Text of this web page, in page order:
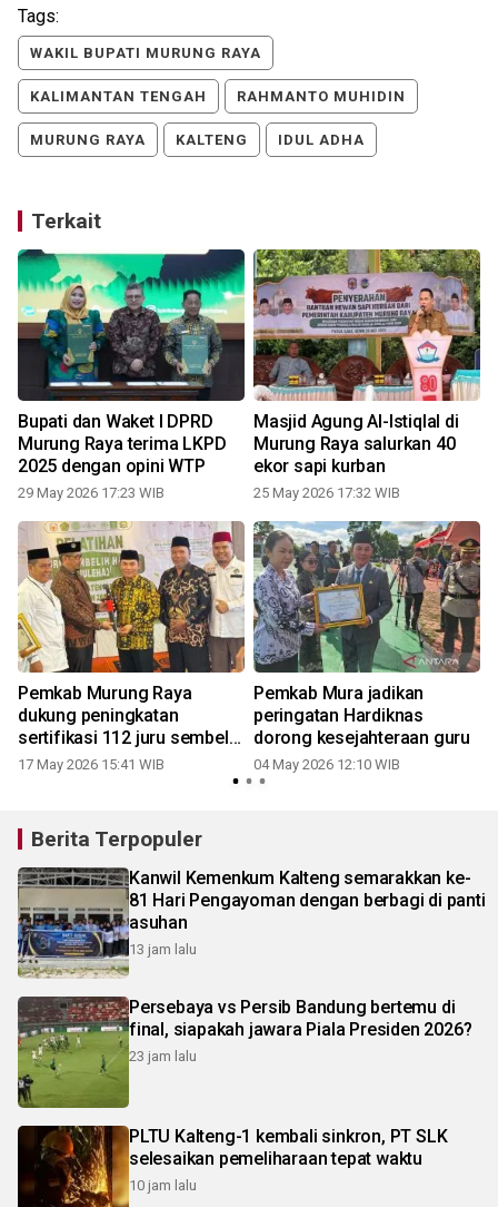
Tags:
WAKIL BUPATI MURUNG RAYA
KALIMANTAN TENGAH RAHMANTO MUHIDIN
MURUNG RAYA KALTENG IDUL ADHA
Terkait
Bupati dan Waket I DPRD
Murung Raya terima LKPD
2025 dengan opini WTP
29 May 2026 17:23 WIB
Masjid Agung Al-Istiqlal di
Murung Raya salurkan 40
ekor sapi kurban
25 May 2026 17:32 WIB
Pemkab Murung Raya
dukung peningkatan
sertifikasi 112 juru sembelih
halal
17 May 2026 15:41 WIB
Pemkab Mura jadikan
peringatan Hardiknas
dorong kesejahteraan guru
04 May 2026 12:10 WIB
Berita Terpopuler
Kanwil Kemenkum Kalteng semarakkan ke-
81 Hari Pengayoman dengan berbagi di panti
asuhan
13 jam lalu
Persebaya vs Persib Bandung bertemu di
final, siapakah jawara Piala Presiden 2026?
23 jam lalu
PLTU Kalteng-1 kembali sinkron, PT SLK
selesaikan pemeliharaan tepat waktu
10 jam lalu